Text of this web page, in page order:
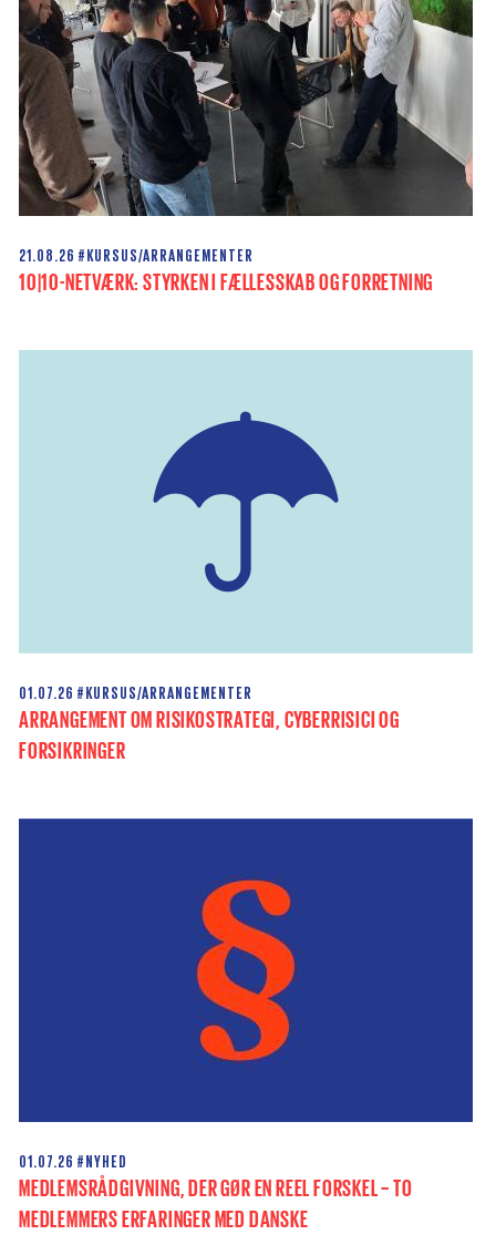
21.08.26 #KURSUS/ARRANGEMENTER
10|10-NETVÆRK: STYRKEN I FÆLLESSKAB OG FORRETNING
01.07.26 #KURSUS/ARRANGEMENTER
ARRANGEMENT OM RISIKOSTRATEGI, CYBERRISICI OG
FORSIKRINGER
01.07.26 #NYHED
MEDLEMSRÅDGIVNING, DER GØR EN REEL FORSKEL – TO
MEDLEMMERS ERFARINGER MED DANSKE